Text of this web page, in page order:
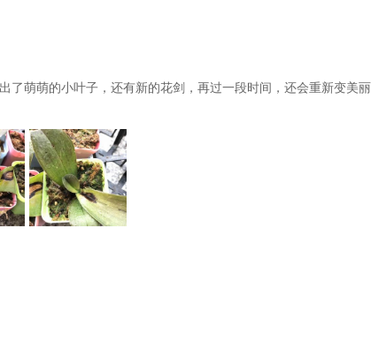
了萌萌的小叶子，还有新的花剑，再过一段时间，还会重新变美丽